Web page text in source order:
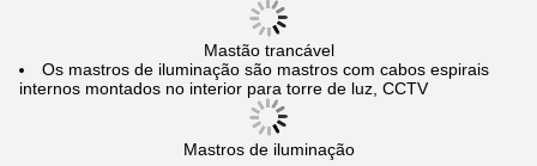
Mastão trancável
Os mastros de iluminação são mastros com cabos espirais
internos montados no interior para torre de luz, CCTV
Mastros de iluminação